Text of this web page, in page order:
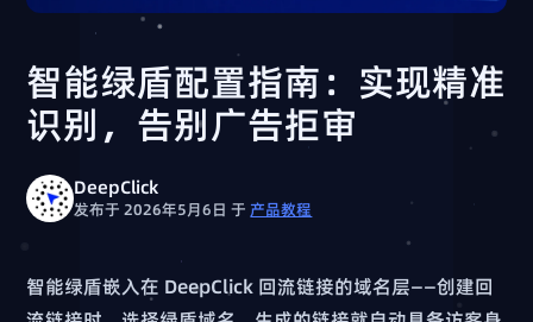
智能绿盾配置指南：实现精准
识别，告别广告拒审
DeepClick
发布于 2026年5月6日于 产品教程
智能绿盾嵌入在 DeepClick 回流链接的域名层——创建回